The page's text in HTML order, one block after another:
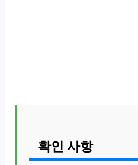
확인 사항